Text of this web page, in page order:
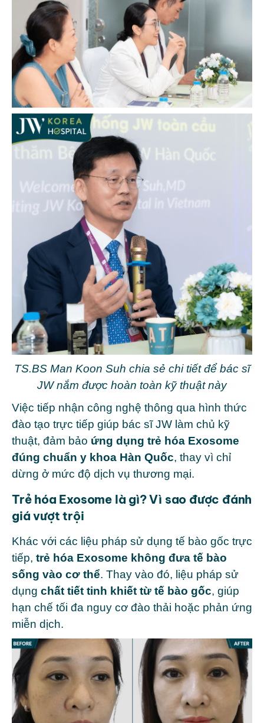
TS.BS Man Koon Suh chia sẻ chi tiết để bác sĩ
JW nắm được hoàn toàn kỹ thuật này
Việc tiếp nhận công nghệ thông qua hình thức
đào tạo trực tiếp giúp bác sĩ JW làm chủ kỹ
thuật, đảm bảo ứng dụng trẻ hóa Exosome
đúng chuẩn y khoa Hàn Quốc, thay vì chỉ
dừng ở mức độ dịch vụ thương mại.
Trẻ hóa Exosome là gì? Vì sao được đánh
giá vượt trội
Khác với các liệu pháp sử dụng tế bào gốc trực
tiếp, trẻ hóa Exosome không đưa tế bào
sống vào cơ thể. Thay vào đó, liệu pháp sử
dụng chất tiết tinh khiết từ tế bào gốc, giúp
hạn chế tối đa nguy cơ đào thải hoặc phản ứng
miễn dịch.